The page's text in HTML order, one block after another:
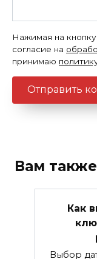
Нажимая на
согласие на
принимаю
Вам
Как
Выбор